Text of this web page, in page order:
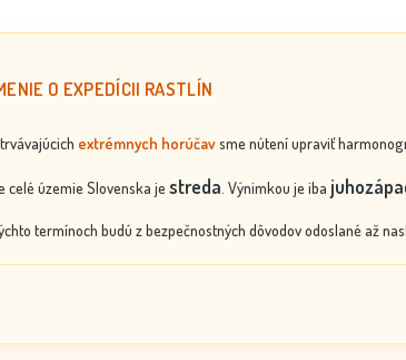
O EXPEDÍCII RASTLÍN
extrémnych horúčavsme nútení upraviť
celé územie Slovenska je streda . Výnimkou je iba
termínoch budú z bezpečnostných dôvodov odoslané až